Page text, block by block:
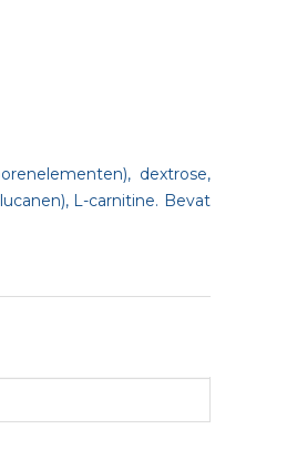
dextrose,
L-carnitine. Bevat